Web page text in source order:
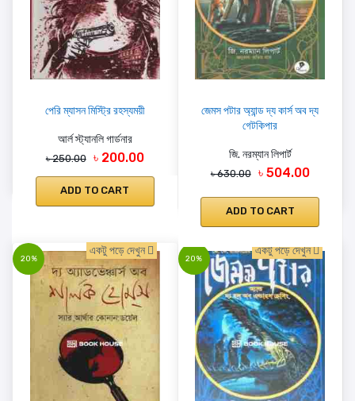
পেরি ম্যাসন মিস্ট্রি রহস্যময়ী
আর্ল স্ট্যানলি গার্ডনার
৳ 250.00 ৳ 200.00
ADD TO CART
জেমস পটার অ্যান্ড দ্য কার্স অব দ্য
গেটকিপার
জি. নরম্যান লিপার্ট
৳ 630.00 ৳ 504.00
ADD TO CART
20%
একটু পড়ে দেখুন
20%
একটু পড়ে দেখুন